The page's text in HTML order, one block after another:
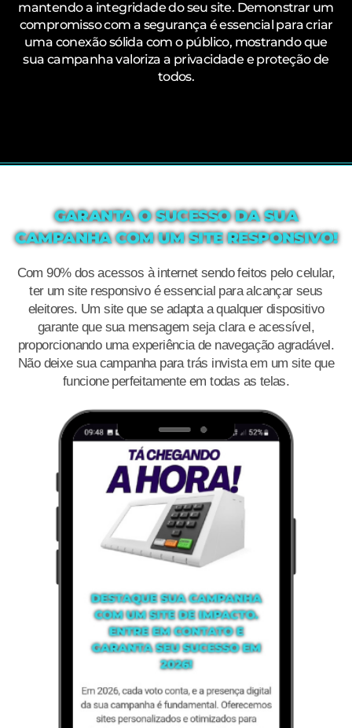
mantendo a integridade do seu site. Demonstrar um
compromisso com a segurança é essencial para criar
uma conexão sólida com o público, mostrando que
sua campanha valoriza a privacidade e proteção de
todos.
GARANTA O SUCESSO DA SUA
CAMPANHA COM UM SITE RESPONSIVO!
Com 90% dos acessos à internet sendo feitos pelo celular,
ter um site responsivo é essencial para alcançar seus
eleitores. Um site que se adapta a qualquer dispositivo
garante que sua mensagem seja clara e acessível,
proporcionando uma experiência de navegação agradável.
Não deixe sua campanha para trás invista em um site que
funcione perfeitamente em todas as telas.